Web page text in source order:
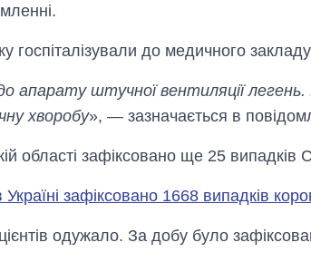
госпіталізували до медичного закладу
до апарату штучної вентиляції
хворобу», — зазначається в
області зафіксовано ще 25 випадків
Україні зафіксовано 1668 випадків
одужало. За добу було